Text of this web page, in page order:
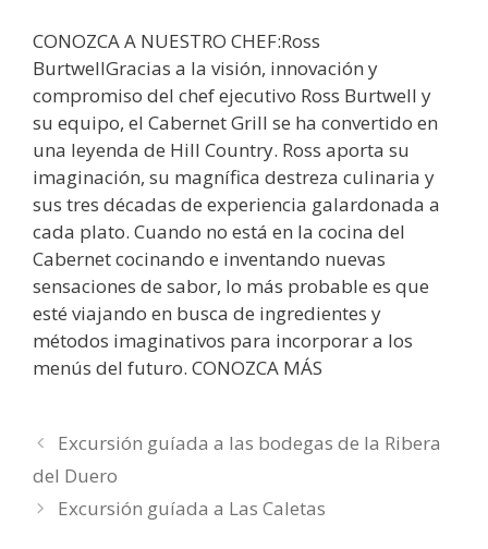
CONOZCA A NUESTRO CHEF:Ross
BurtwellGracias a la visión, innovación y
compromiso del chef ejecutivo Ross Burtwell y
su equipo, el Cabernet Grill se ha convertido en
una leyenda de Hill Country. Ross aporta su
imaginación, su magnífica destreza culinaria y
sus tres décadas de experiencia galardonada a
cada plato. Cuando no está en la cocina del
Cabernet cocinando e inventando nuevas
sensaciones de sabor, lo más probable es que
esté viajando en busca de ingredientes y
métodos imaginativos para incorporar a los
menús del futuro. CONOZCA MÁS
Excursión guíada a las bodegas de la Ribera
del Duero
Excursión guíada a Las Caletas